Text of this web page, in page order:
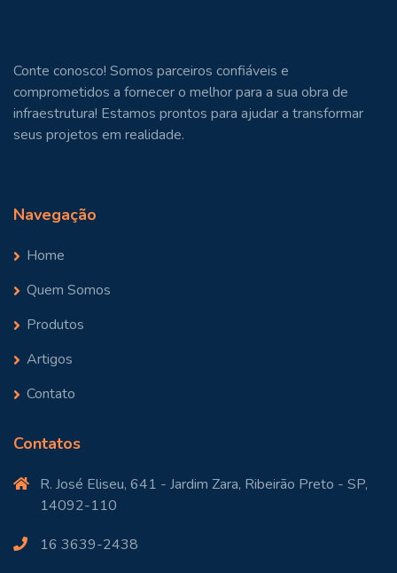
Conte conosco! Somos parceiros confiáveis e
comprometidos a fornecer o melhor para a sua obra de
infraestrutura! Estamos prontos para ajudar a transformar
seus projetos em realidade.
Navegação
Home
Quem Somos
Produtos
Artigos
Contato
Contatos
R. José Eliseu, 641 - Jardim Zara, Ribeirão Preto - SP,
14092-110
16 3639-2438
+55 (16) 99118-0411